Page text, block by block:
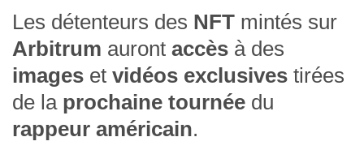
Les détenteurs des NFT mintés sur
Arbitrum auront accès à des
images et vidéos exclusives tirées
de la prochaine tournée du
rappeur américain.